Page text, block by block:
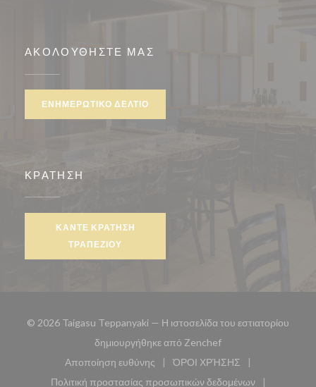
ΑΚΟΛΟΥΘΉΣΤΕ ΜΑΣ
ΕΝΗΜΕΡΩΤΙΚΌ ΔΕΛΤΊΟ
ΚΡΆΤΗΣΗ
ΚΆΝΤΕ ΚΡΆΤΗΣΗ
ΤΡΑΠΕΖΙΟΎ
© 2026 Taigasu Teppanyaki — Η ιστοσελίδα του εστιατορίου
δημιουργήθηκε από Zenchef((ανοίγει σε νέο
Αποποίηση ευθύνης
((ανοίγει σε νέο παράθυρο))
ΌΡΟΙ ΧΡΉΣΗΣ
((ανοίγει σε νέο
Πολιτική προστασίας προσωπικών δεδομένων